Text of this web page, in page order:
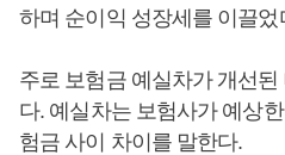
하며 순이익 성장세를 이끌었
주로 보험금 예실차가 개선
다. 예실차는 보험사가 예상
험금 사이 차이를 말한다.